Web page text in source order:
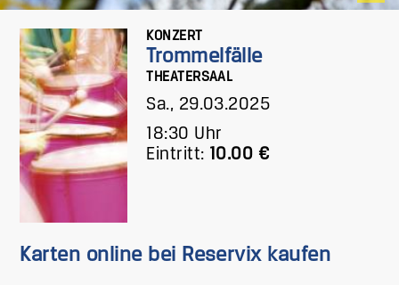
KONZERT
Trommelfälle
THEATERSAAL
Sa., 29.03.2025
18:30 Uhr
Eintritt: 10.00 €
Karten online bei Reservix kaufen